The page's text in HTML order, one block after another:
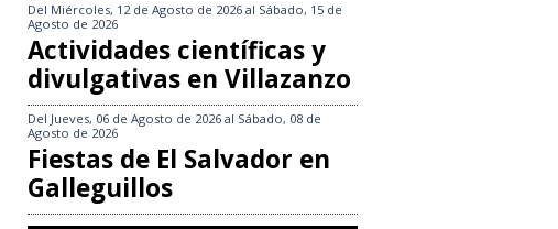
Del Miércoles, 12 de Agosto de 2026 al Sábado, 15 de
Agosto de 2026
Actividades científicas y
divulgativas en Villazanzo
Del Jueves, 06 de Agosto de 2026 al Sábado, 08 de
Agosto de 2026
Fiestas de El Salvador en
Galleguillos